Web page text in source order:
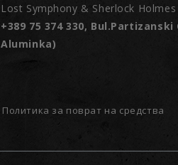
Lost Symphony & Sherlock
+389 75 374 330,
Aluminka)
Политика за поврат на средства